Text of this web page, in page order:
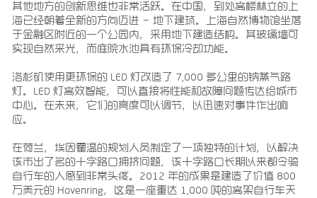
其他地方的创新思维也非常活跃。在中国，到处高楼林立的上
海已经朝着全新的方向迈进 – 地下建筑。上海自然博物馆坐落
于金融区附近的一个公园内，采用地下建造结构。其玻璃墙可
实现自然采光，而庭院水池具有环保冷却功能。
洛杉矶使用更环保的 LED 灯改造了 7,000 多公里的钠蒸气路
灯。LED 灯高效智能，可以直接将性能和故障问题传达给城市
中心。在未来，它们的亮度可以调节，以迅速对事件作出响
应。
在荷兰，埃因霍温的规划人员制定了一项独特的计划，以解决
该市出了名的十字路口拥挤问题，该十字路口长期以来都令骑
自行车的人感到非常头疼。2012 年的成果是建造了价值 800
万美元的 Hovenring，这是一座重达 1,000 吨的高架自行车天